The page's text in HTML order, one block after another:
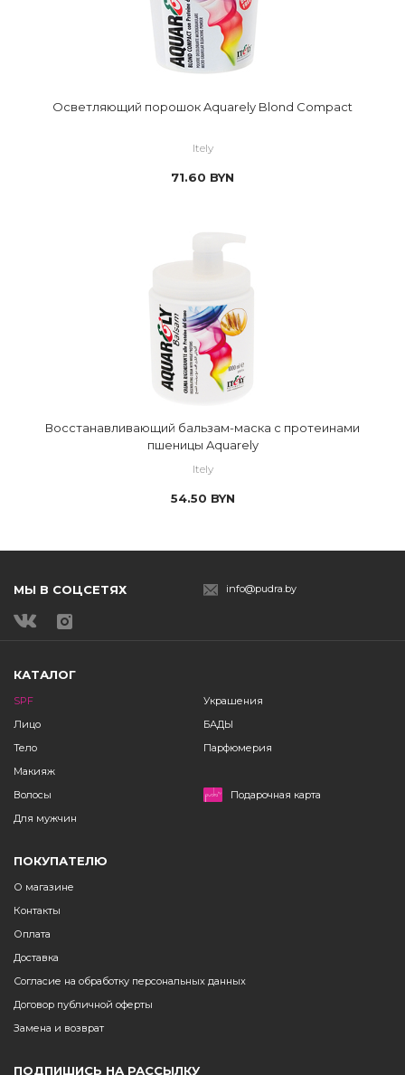
Осветляющий порошок Aquarely Blond Compact
Itely
71.60 BYN
Восстанавливающий бальзам-маска с протеинами
пшеницы Aquarely
Itely
54.50 BYN
МЫ В СОЦСЕТЯХ info@pudra.by
КАТАЛОГ
SPF
Лицо
Тело
Макияж
Волосы
Для мужчин
Украшения
БАДЫ
Парфюмерия
Подарочная карта
ПОКУПАТЕЛЮ
О магазине
Контакты
Оплата
Доставка
Согласие на обработку персональных данных
Договор публичной оферты
Замена и возврат
ПОДПИШИСЬ НА РАССЫЛКУ